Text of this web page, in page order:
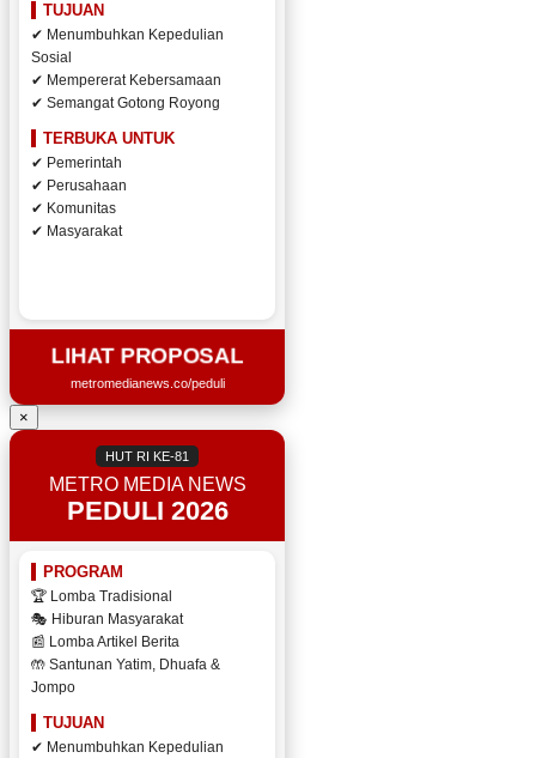
TUJUAN
✔ Menumbuhkan Kepedulian
Sosial
✔ Mempererat Kebersamaan
✔ Semangat Gotong Royong
TERBUKA UNTUK
✔ Pemerintah
✔ Perusahaan
✔ Komunitas
✔ Masyarakat
LIHAT PROPOSAL
metromedianews.co/peduli
×
HUT RI KE-81
METRO MEDIA NEWS
PEDULI 2026
PROGRAM
🏆 Lomba Tradisional
🎭 Hiburan Masyarakat
📰 Lomba Artikel Berita
🤲 Santunan Yatim, Dhuafa &
Jompo
TUJUAN
✔ Menumbuhkan Kepedulian